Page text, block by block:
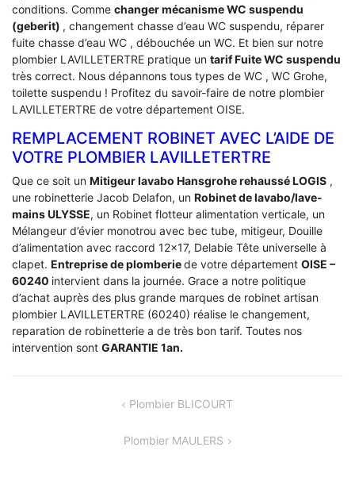
conditions. Comme changer mécanisme WC suspendu
(geberit) , changement chasse d’eau WC suspendu, réparer
fuite chasse d’eau WC , débouchée un WC. Et bien sur notre
plombier LAVILLETERTRE pratique un tarif Fuite WC suspendu
très correct. Nous dépannons tous types de WC , WC Grohe,
toilette suspendu ! Profitez du savoir-faire de notre plombier
LAVILLETERTRE de votre département OISE.
REMPLACEMENT ROBINET AVEC L’AIDE DE
VOTRE PLOMBIER LAVILLETERTRE
Que ce soit un Mitigeur lavabo Hansgrohe rehaussé LOGIS ,
une robinetterie Jacob Delafon, un Robinet de lavabo/lave-
mains ULYSSE, un Robinet flotteur alimentation verticale, un
Mélangeur d’évier monotrou avec bec tube, mitigeur, Douille
d’alimentation avec raccord 12×17, Delabie Tête universelle à
clapet. Entreprise de plomberiede votre département OISE –
60240 intervient dans la journée. Grace a notre politique
d’achat auprès des plus grande marques de robinet artisan
plombier LAVILLETERTRE (60240) réalise le changement,
reparation de robinetterie a de très bon tarif. Toutes nos
intervention sont GARANTIE 1an.
Plombier BLICOURT
Plombier MAULERS